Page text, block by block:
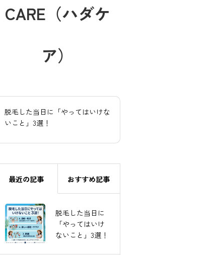
CARE（ハダケ
ア）
脱毛した当日に「やってはいけな
いこと」3選！
最近の記事 おすすめ記事
脱毛した当日に
「やってはいけ
ないこと」3選！
毛穴のポツポ
ツ、さよなら！
美肌への「最短